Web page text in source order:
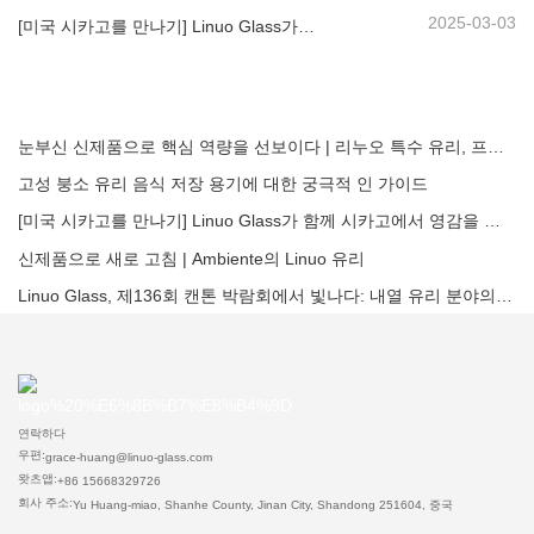
2025-03-03
고성 붕소 유리 음식 저장 용기에 대한 궁극적 인 가이드
[미국 시카고를 만나기] Linuo Glass가 함께 시카고에서 영감을 얻은 홈 쇼를 모으도록 초대합니다!
신제품으로 새로 고침 | Ambiente의 Linuo 유리
연락하다
우편:grace-huang@linuo-glass.com
왓츠앱:+86 15668329726
회사 주소:Yu Huang-miao, Shanhe County, Jinan City, Shandong 251604, 중국